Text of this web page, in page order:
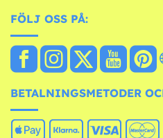
FÖLJ OSS PÅ:
BETALNINGSMETODER